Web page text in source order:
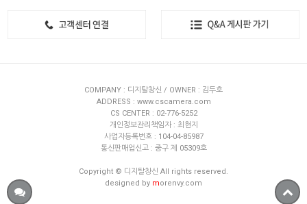
COMPANY : 디지탈창신 / OWNER : 김두호
ADDRESS : www.cscamera.com
CS CENTER : 02-776-5252
개인정보관리책임자 : 최현지
사업자등록번호 : 104-04-85987
통신판매업신고 : 중구 제 05309호
Copyright © 디지탈창신 All rights reserved.
designed by morenvy.com